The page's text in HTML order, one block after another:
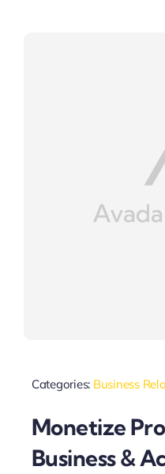
Categories: Business
Monetize
Business &